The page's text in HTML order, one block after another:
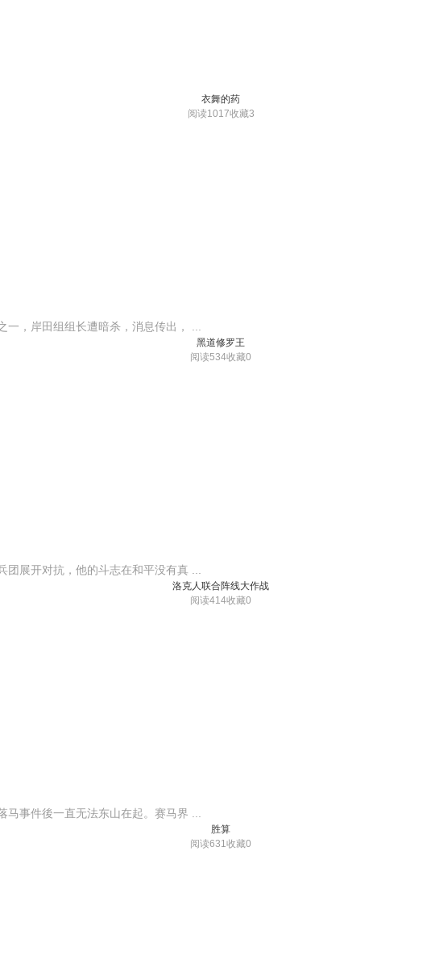
衣舞的药
阅读1017收藏3
，岸田组组长遭暗杀，消息传出， ...
黑道修罗王
阅读534收藏0
展开对抗，他的斗志在和平没有真 ...
洛克人联合阵线大作战
阅读414收藏0
事件後一直无法东山在起。赛马界 ...
胜算
阅读631 收藏0